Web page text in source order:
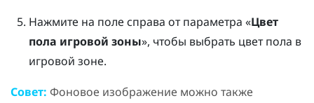
Нажмите на поле справа от параметра «Цвет
пола игровой зоны», чтобы выбрать цвет пола в
игровой зоне.
Совет: Фоновое изображение можно также